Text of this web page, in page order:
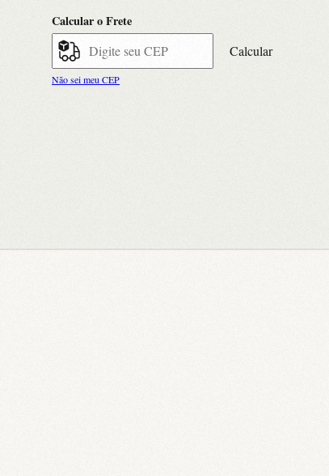
Calcular o Frete
Calcular
Não sei meu CEP